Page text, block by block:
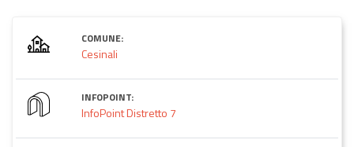
COMUNE:
Cesinali
INFOPOINT:
InfoPoint Distretto 7